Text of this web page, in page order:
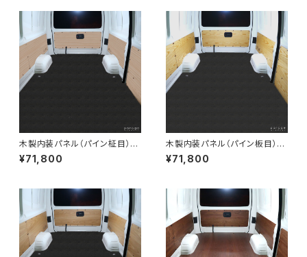
木製内装パネル（パイン柾目）
200系ハイエースバンDXロン
グ標準ボディ4ドア用
¥71,800
木製内装パネル（パイン板目）
200系ハイエースバンDXロン
グ標準ボディ4ドア用
¥71,800